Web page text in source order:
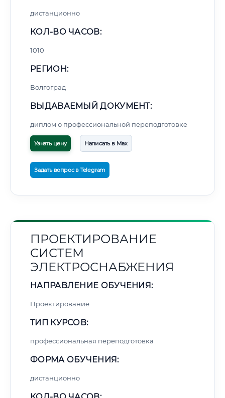
дистанционно
КОЛ-ВО ЧАСОВ:
1010
РЕГИОН:
Волгоград
ВЫДАВАЕМЫЙ ДОКУМЕНТ:
диплом о профессиональной переподготовке
Узнать цену Написать в Max
Задать вопрос в Telegram
ПРОЕКТИРОВАНИЕ
СИСТЕМ
ЭЛЕКТРОСНАБЖЕНИЯ
НАПРАВЛЕНИЕ ОБУЧЕНИЯ:
Проектирование
ТИП КУРСОВ:
профессиональная переподготовка
ФОРМА ОБУЧЕНИЯ:
дистанционно